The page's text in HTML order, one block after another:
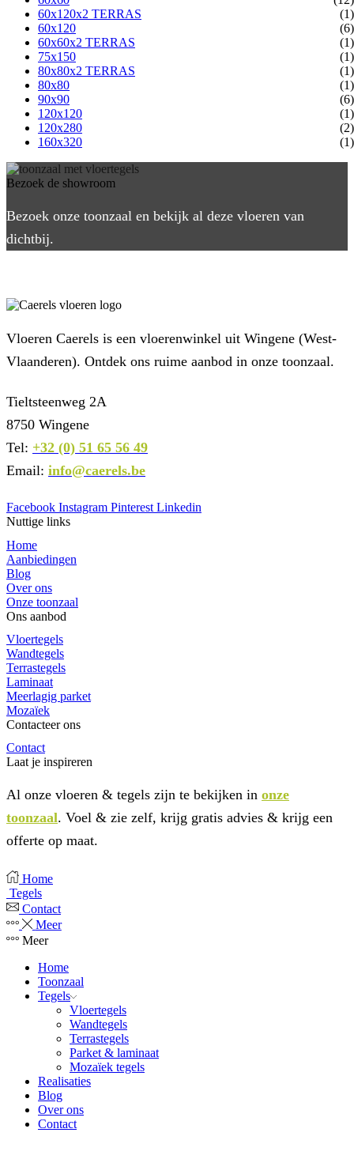
60x120x2 TERRAS
(1)
60x120
(6)
60x60x2 TERRAS
(1)
75x150
(1)
80x80x2 TERRAS
(1)
80x80
(1)
90x90
(6)
120x120
(1)
120x280
(2)
160x320
(1)
Bezoek de showroom
Bezoek onze toonzaal en bekijk al deze vloeren van
dichtbij.
Vloeren Caerels is een vloerenwinkel uit Wingene (West-
Vlaanderen). Ontdek ons ruime aanbod in onze toonzaal.
Tieltsteenweg 2A
8750 Wingene
Tel: +32 (0) 51 65 56 49
Email: info@caerels.be
Facebook Instagram Pinterest Linkedin
Nuttige links
Home
Aanbiedingen
Blog
Over ons
Onze toonzaal
Ons aanbod
Vloertegels
Wandtegels
Terrastegels
Laminaat
Meerlagig parket
Mozaïek
Contacteer ons
Contact
Laat je inspireren
Al onze vloeren & tegels zijn te bekijken in onze
toonzaal. Voel & zie zelf, krijg gratis advies & krijg een
offerte op maat.
Home
Tegels
Contact
Meer
Meer
Home
Toonzaal
Tegels
Vloertegels
Wandtegels
Terrastegels
Parket & laminaat
Mozaïek tegels
Realisaties
Blog
Over ons
Contact